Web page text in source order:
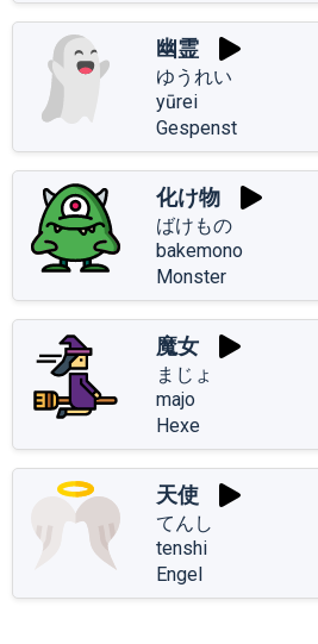
幽霊
ゆうれい
yūrei
Gespenst
化け物
ばけもの
bakemono
Monster
魔女
まじょ
majo
Hexe
天使
てんし
tenshi
Engel